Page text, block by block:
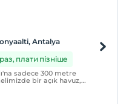
Antalya
плати пізніше
sadece 300 metre
bir açık havuz,